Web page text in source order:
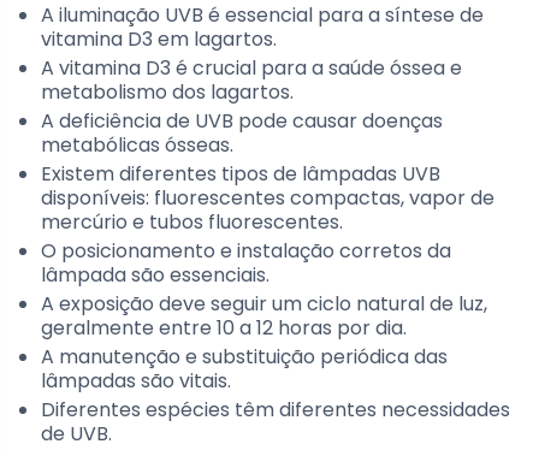
A iluminação UVB é essencial para a síntese de
vitamina D3 em lagartos.
A vitamina D3 é crucial para a saúde óssea e
metabolismo dos lagartos.
A deficiência de UVB pode causar doenças
metabólicas ósseas.
Existem diferentes tipos de lâmpadas UVB
disponíveis: fluorescentes compactas, vapor de
mercúrio e tubos fluorescentes.
O posicionamento e instalação corretos da
lâmpada são essenciais.
A exposição deve seguir um ciclo natural de luz,
geralmente entre 10 a 12 horas por dia.
A manutenção e substituição periódica das
lâmpadas são vitais.
Diferentes espécies têm diferentes necessidades
de UVB.